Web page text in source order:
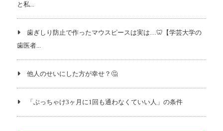
と私...
歯ぎしり防止で作ったマウスピースは実は…🦷【学芸大学の
歯医者...
他人のせいにした方が幸せ？🤔
「ぶっちゃけ3ヶ月に1回も通わなくていい人」の条件